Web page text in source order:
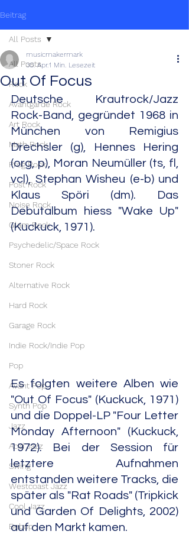
Beitrag
All Posts
Rock
Avantgarde Rock
Art Rock
Math Rock
Prog Rock
Post Rock
Noise Rock
Glam Rock
Psychedelic/Space Rock
Stoner Rock
Alternative Rock
Hard Rock
Garage Rock
Indie Rock/Indie Pop
Pop
Avant Pop
Synth Pop
Jazz
Acid Jazz
Swing
Westcoast Jazz
Cool Jazz
Bebop
All Posts
Out Of Focus
musicmakermark
30. Apr.1 Min. Lesezeit
Deutsche Krautrock/Jazz
Rock-Band, gegründet 1968 in
München von Remigius
Drechsler (g), Hennes Hering
(org, p), Moran Neumüller (ts, fl,
vcl), Stephan Wisheu (e-b) und
Klaus Spöri (dm). Das
Debutalbum hiess "Wake Up"
(Kuckuck, 1971).
Es folgten weitere Alben wie
"Out Of Focus" (Kuckuck, 1971)
und die Doppel-LP "Four Letter
Monday Afternoon" (Kuckuck,
1972). Bei der Session für
letztere Aufnahmen
entstanden weitere Tracks, die
später als "Rat Roads" (Tripkick
und Garden Of Delights, 2002)
auf den Markt kamen.